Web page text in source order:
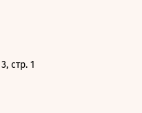
стр. 1